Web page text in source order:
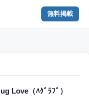
無料掲載
Love（ﾊｸﾞﾗﾌﾞ）